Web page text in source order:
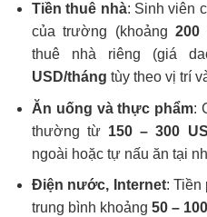
Tiền thuê nhà: Sinh viên
của trường (khoảng200
thuê nhà riêng (giá
USD/tháng tùy theo vị trí
Ăn uống và thực phẩm:
thường từ 150 – 300
ngoài hoặc tự nấu ăn tại
Điện nước, Internet: Tiền
trung bình khoảng 50 –